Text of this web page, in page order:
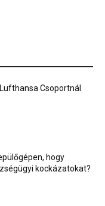
Csoportnál
hogy
kockázatokat?